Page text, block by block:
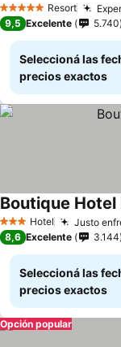
5 Estrellas Resort
9,5 Excelente 5.740
Seleccioná las
precios exactos
3 Estrellas
Hotel Justo
Boutique Hotel
8,6 Excelente 3.144
Seleccioná las
precios exactos
Opción popular